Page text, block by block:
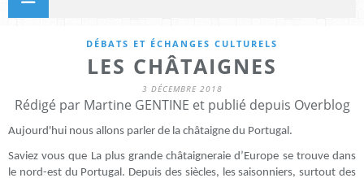
DÉBATS ET ÉCHANGES CULTURELS
LES CHÂTAIGNES
3 DÉCEMBRE 2018
Rédigé par Martine GENTINE et publié depuis Overblog
Aujourd'hui nous allons parler de la châtaigne du Portugal.
Saviez vous que La plus grande châtaigneraie d’Europe se trouve dans
le nord-est du Portugal. Depuis des siècles, les saisonniers, surtout des